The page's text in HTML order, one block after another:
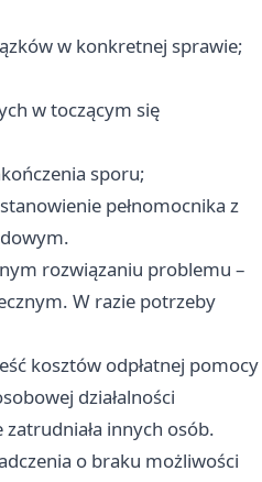
w konkretnej sprawie;
w toczącym się
sporu;
pełnomocnika z
rozwiązaniu problemu –
W razie potrzeby
kosztów odpłatnej pomocy
działalności
innych osób.
o braku możliwości